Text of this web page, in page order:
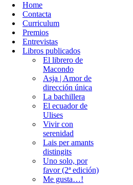
Home
Contacta
Curriculum
Premios
Entrevistas
Libros publicados
El librero de
Macondo
Asja | Amor de
dirección única
La bachillera
El ecuador de
Ulises
Vivir con
serenidad
Lais per amants
distingits
Uno solo, por
favor (2ª edición)
Me gusta…!